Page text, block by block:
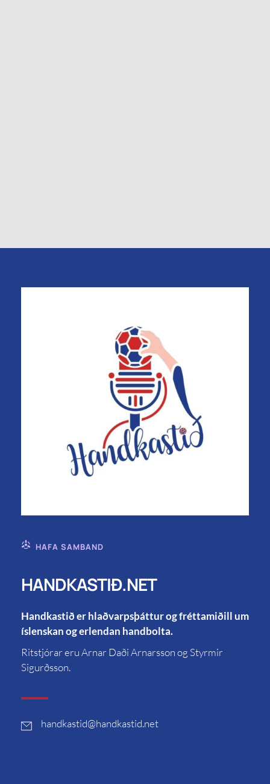
HAFA SAMBAND
HANDKASTIÐ.NET
Handkastið er hlaðvarpsþáttur og fréttamiðill um
íslenskan og erlendan handbolta.
Ritstjórar eru Arnar Daði Arnarsson og Styrmir
Sigurðsson.
handkastid@handkastid.net